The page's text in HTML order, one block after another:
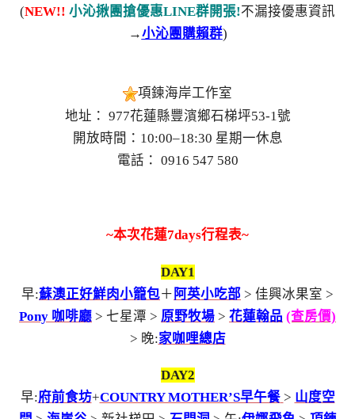
(NEW!! 小沁揪團搶優惠LINE群開張!不漏接優惠資訊
→小沁團購賴群)
項鍊海岸工作室
地址： 977花蓮縣豐濱鄉石梯坪53-1號
開放時間：10:00–18:30 星期一休息
電話： 0916 547 580
~本次花蓮7days行程表~
DAY1
早:蘇澳正好鮮肉小籠包＋ 阿英小吃部 > 佳興冰果室 >
Pony 咖啡廳 > 七星潭 > 原野牧場 > 花蓮翰品 (查房價)
> 晚:家咖哩總店
DAY2
早:府前食坊+COUNTRY MOTHER’S早午餐 > 山度空